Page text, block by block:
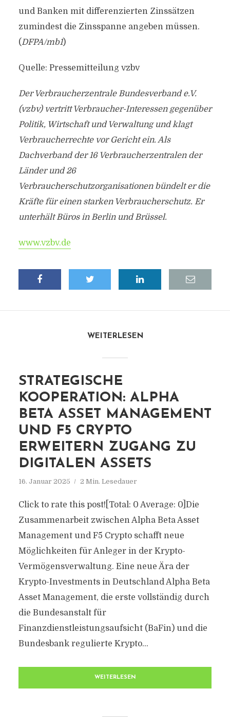
und Banken mit differenzierten Zinssätzen
zumindest die Zinsspanne angeben müssen.
(DFPA/mb1)
Quelle: Pressemitteilung vzbv
Der Verbraucherzentrale Bundesverband e.V.
(vzbv) vertritt Verbraucher-Interessen gegenüber
Politik, Wirtschaft und Verwaltung und klagt
Verbraucherrechte vor Gericht ein. Als
Dachverband der 16 Verbraucherzentralen der
Länder und 26
Verbraucherschutzorganisationen bündelt er die
Kräfte für einen starken Verbraucherschutz. Er
unterhält Büros in Berlin und Brüssel.
www.vzbv.de
WEITERLESEN
STRATEGISCHE
KOOPERATION: ALPHA
BETA ASSET MANAGEMENT
UND F5 CRYPTO
ERWEITERN ZUGANG ZU
DIGITALEN ASSETS
16. Januar 2025 2 Min. Lesedauer
Click to rate this post![Total: 0 Average: 0]Die
Zusammenarbeit zwischen Alpha Beta Asset
Management und F5 Crypto schafft neue
Möglichkeiten für Anleger in der Krypto-
Vermögensverwaltung. Eine neue Ära der
Krypto-Investments in Deutschland Alpha Beta
Asset Management, die erste vollständig durch
die Bundesanstalt für
Finanzdienstleistungsaufsicht (BaFin) und die
Bundesbank regulierte Krypto...
WEITERLESEN